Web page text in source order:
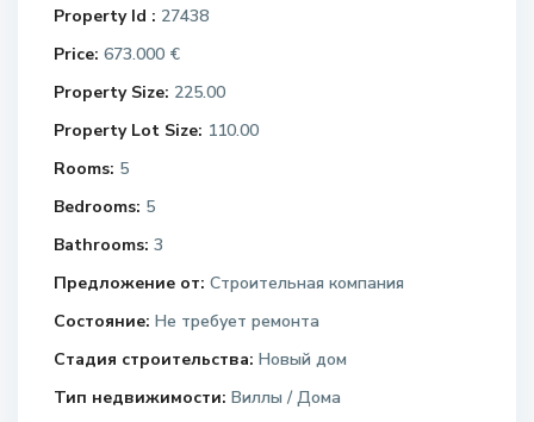
Property Id : 27438
Price: 673.000 €
Property Size: 225.00
Property Lot Size: 110.00
Rooms: 5
Bedrooms: 5
Bathrooms: 3
Предложение от: Строительная компания
Состояние: Не требует ремонта
Стадия строительства: Новый дом
Тип недвижимости: Виллы / Дома